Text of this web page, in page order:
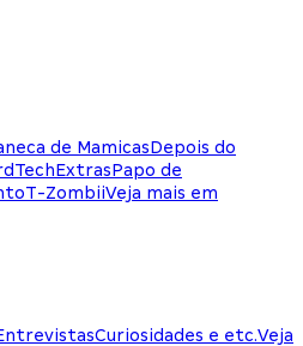
de MamicasDepois do
ExtrasPapo de
T-ZombiiVeja mais em
Curiosidades e etc.Veja